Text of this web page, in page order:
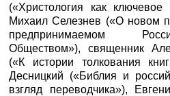
(«Христология как
Михаил Селезнев («О новом
предпринимаемом
Обществом»), священник
(«К истории толкования
Десницкий («Библия и
взгляд переводчика»),